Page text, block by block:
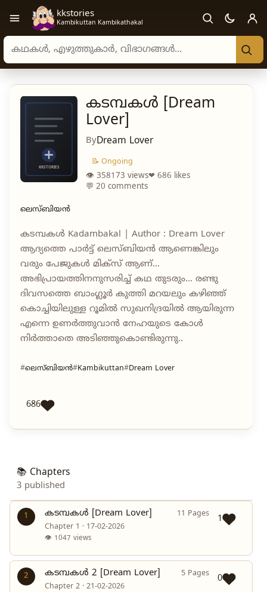
Open navigation menu
kkstories
Kambikuttan Kambikathakal
Search stories, authors, and categories
കടമ്പകൾ [Dream
Lover]
ByDream Lover
📝 Ongoing
👁 358173 views❤ 686 likes
💬 20 comments
ലെസ്ബിയൻ
കടമ്പകൾ Kadambakal | Author : Dream Lover
ആദ്യത്തെ പാർട്ട് ലെസ്ബിയൻ ആണെങ്കിലും
വരും പേജുകൾ മിക്സ് ആണ്...
അഭിപ്രായത്തിനനുസരിച്ച് കഥ തുടരും... രണ്ടു
ദിവസത്തെ ബാംഗ്ലൂർ കുത്തി മറയലും കഴിഞ്ഞ്
കൊച്ചിയിലുള്ള റൂമിൽ സുഖനിദ്രയിൽ ആയിരുന്ന
എന്നെ ഉണർത്തുവാൻ നേഹയുടെ കോൾ
നിർത്താതെ അടിഞ്ഞുകൊണ്ടിരുന്നു..
ലെസ്ബിയൻ Kambikuttan Dream Lover
686
📚 Chapters
3 published
1 കടമ്പകൾ [Dream Lover]
11 Pages
Chapter 1 · 17-02-2026
👁 1047 views
1
2 കടമ്പകൾ 2 [Dream Lover]
5 Pages
Chapter 2 · 21-02-2026
0